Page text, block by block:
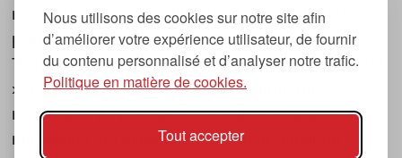
Nous utilisons des cookies sur notre site afin
d’améliorer votre expérience utilisateur, de fournir
du contenu personnalisé et d’analyser notre trafic.
Politique en matière de cookies.
Tout accepter
musique et les nouvelles tendances, dont la
première parution date de 2007.
Tsugi en japonais signifie « prochain », « suivant
», ce qui correspond à la thématique du
magazine, à l’affût des nouvelles tendances
musicales, qu’elles viennent de la musique